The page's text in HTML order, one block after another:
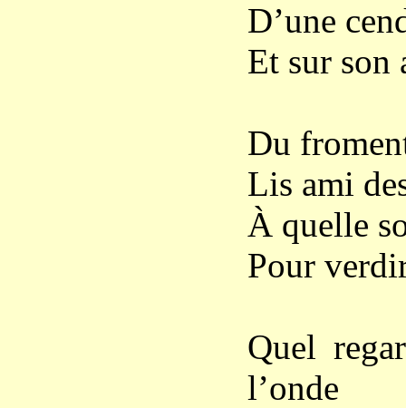
D’une
Et sur son
Du
Lis ami
À quelle
Pour
Quel
l’onde